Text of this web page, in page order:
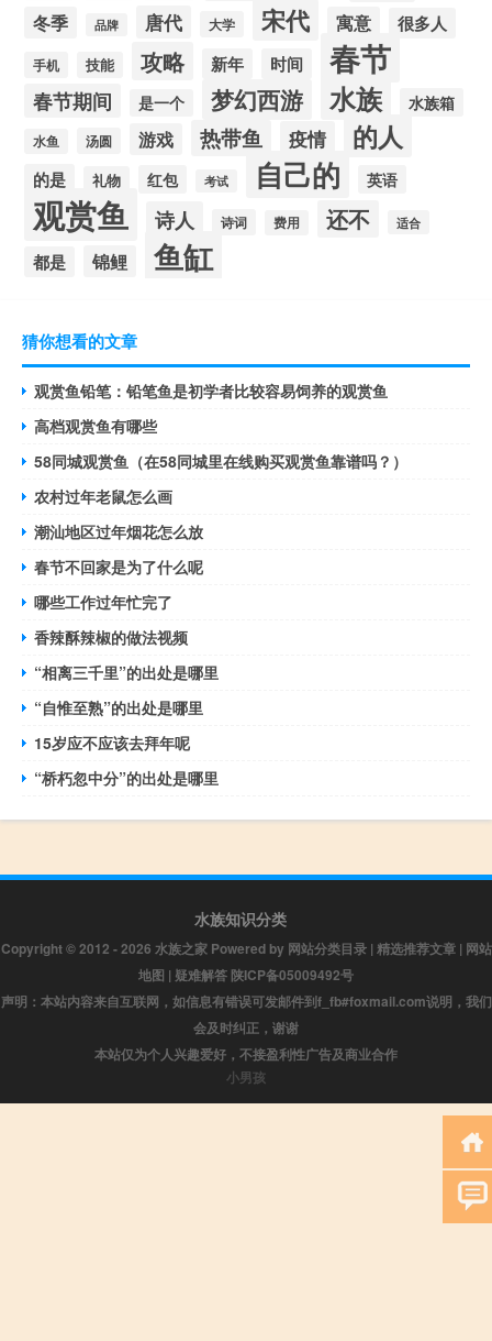
冬季 品牌 唐代 大学 宋代 寓意 很多人
手机 技能 攻略 新年 时间 春节
春节期间 是一个 梦幻西游 水族 水族箱
水鱼 汤圆 游戏 热带鱼 疫情 的人
的是 礼物 红包 考试 自己的 英语
观赏鱼 诗人 诗词 费用 还不 适合
都是 锦鲤 鱼缸
猜你想看的文章
观赏鱼铅笔：铅笔鱼是初学者比较容易饲养的观赏鱼
高档观赏鱼有哪些
58同城观赏鱼（在58同城里在线购买观赏鱼靠谱吗？）
农村过年老鼠怎么画
潮汕地区过年烟花怎么放
春节不回家是为了什么呢
哪些工作过年忙完了
香辣酥辣椒的做法视频
“相离三千里”的出处是哪里
“自惟至熟”的出处是哪里
15岁应不应该去拜年呢
“桥朽忽中分”的出处是哪里
水族知识分类
Copyright © 2012 - 2026 水族之家 Powered by 网站分类目录| 精选推荐文章| 网站
地图 | 疑难解答 陕ICP备05009492号
声明：本站内容来自互联网，如信息有错误可发邮件到f_fb#foxmail.com说明，我们
会及时纠正，谢谢
本站仅为个人兴趣爱好，不接盈利性广告及商业合作
小男孩